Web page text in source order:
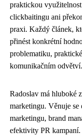
praktickou
clickbaitingu ani
praxi. Každý článek,
přinést konkrétní
problematiku,
komunikačním odvětví.
Radoslav má hluboké
marketingu. Věnuje
marketingu, brand
efektivity PR